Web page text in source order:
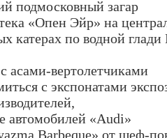
подмосковный загар
«Опен Эйр» на
катерах по водной глади
асами-вертолетчиками
с экспонатами
автомобилей «Audi»
Barbeque» от шеф-